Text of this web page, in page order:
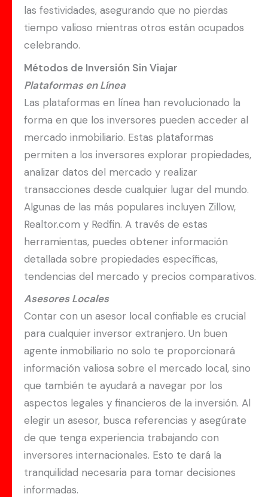
las festividades, asegurando que no pierdas
tiempo valioso mientras otros están ocupados
celebrando.
Métodos de Inversión Sin Viajar
Plataformas en Línea
Las plataformas en línea han revolucionado la
forma en que los inversores pueden acceder al
mercado inmobiliario. Estas plataformas
permiten a los inversores explorar propiedades,
analizar datos del mercado y realizar
transacciones desde cualquier lugar del mundo.
Algunas de las más populares incluyen Zillow,
Realtor.com y Redfin. A través de estas
herramientas, puedes obtener información
detallada sobre propiedades específicas,
tendencias del mercado y precios comparativos.
Asesores Locales
Contar con un asesor local confiable es crucial
para cualquier inversor extranjero. Un buen
agente inmobiliario no solo te proporcionará
información valiosa sobre el mercado local, sino
que también te ayudará a navegar por los
aspectos legales y financieros de la inversión. Al
elegir un asesor, busca referencias y asegúrate
de que tenga experiencia trabajando con
inversores internacionales. Esto te dará la
tranquilidad necesaria para tomar decisiones
informadas.